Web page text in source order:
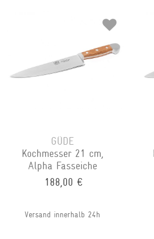
GÜDE
Kochmesser 21 cm,
Alpha Fasseiche
188,00 €
Versand innerhalb 24h